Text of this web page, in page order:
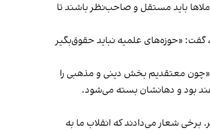
باید مستقل و صاحب‌نظر باشند تا
گفت: «حوزه‌های علمیه نباید حقوق‌بگیر
«چون معتقدیم بخش دینی و مذهبی را
بود و دهانشان بسته می‌شود.
شعار می‌دادند که انقلاب ما به